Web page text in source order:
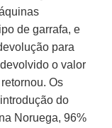
de garrafa, e
para
o valor
Os
do
na Noruega, 96%